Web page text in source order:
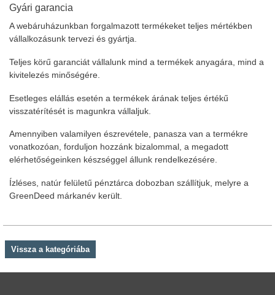
Gyári garancia
A webáruházunkban forgalmazott termékeket teljes mértékben
vállalkozásunk tervezi és gyártja.
Teljes körű garanciát vállalunk mind a termékek anyagára, mind a
kivitelezés minőségére.
Esetleges elállás esetén a termékek árának teljes értékű
visszatérítését is magunkra vállaljuk.
Amennyiben valamilyen észrevétele, panasza van a termékre
vonatkozóan, forduljon hozzánk bizalommal, a megadott
elérhetőségeinken készséggel állunk rendelkezésére.
Ízléses, natúr felületű pénztárca dobozban szállítjuk, melyre a
GreenDeed márkanév került.
Vissza a kategóriába